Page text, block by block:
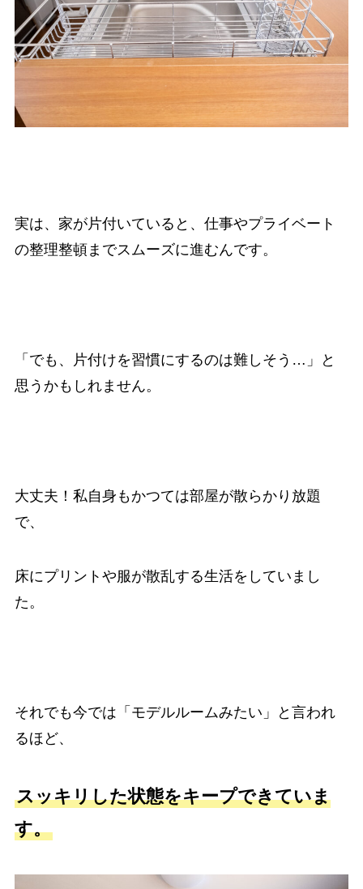
実は、家が片付いていると、仕事やプライベート
の整理整頓までスムーズに進むんです。
「でも、片付けを習慣にするのは難しそう…」と
思うかもしれません。
大丈夫！私自身もかつては部屋が散らかり放題
で、
床にプリントや服が散乱する生活をしていまし
た。
それでも今では「モデルルームみたい」と言われ
るほど、
スッキリした状態をキープできていま
す。